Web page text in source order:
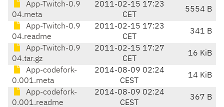
App-Twitch-0.9
04.meta
2011-02-15 17:23
CET
5554 B
App-Twitch-0.9
04.readme
2011-02-15 17:23
CET
341 B
App-Twitch-0.9
04.tar.gz
2011-02-15 17:27
CET
16 KiB
App-codefork-
0.001.meta
2014-08-09 02:24
CEST
14 KiB
App-codefork-
0.001.readme
2014-08-09 02:24
CEST
367 B